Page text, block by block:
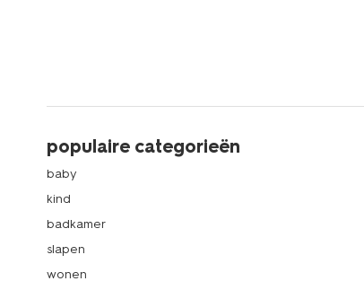
populaire categorieën
baby
kind
badkamer
slapen
wonen